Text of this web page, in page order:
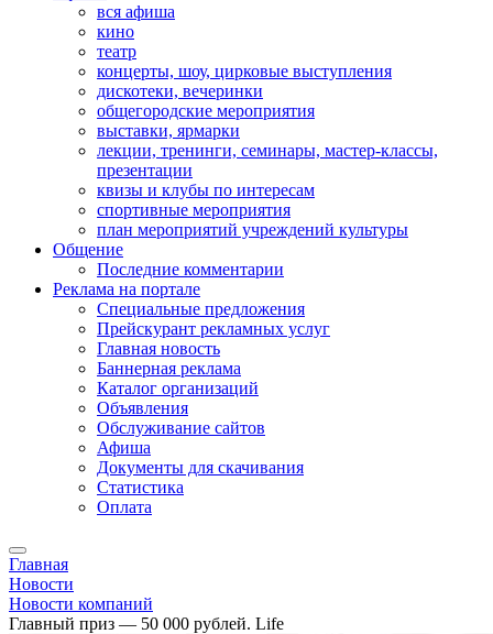
вся афиша
кино
театр
концерты, шоу, цирковые выступления
дискотеки, вечеринки
общегородские мероприятия
выставки, ярмарки
лекции, тренинги, семинары, мастер-классы,
презентации
квизы и клубы по интересам
спортивные мероприятия
план мероприятий учреждений культуры
Общение
Последние комментарии
Реклама на портале
Специальные предложения
Прейскурант рекламных услуг
Главная новость
Баннерная реклама
Каталог организаций
Объявления
Обслуживание сайтов
Афиша
Документы для скачивания
Статистика
Оплата
Главная
Новости
Новости компаний
Главный приз — 50 000 рублей. Life